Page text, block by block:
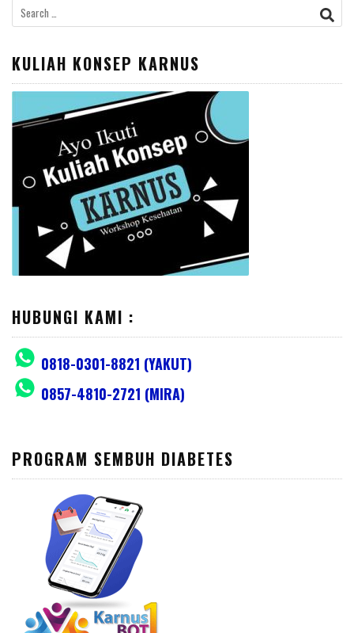
Search
for:
KULIAH KONSEP KARNUS
HUBUNGI KAMI :
0818-0301-8821 (YAKUT)
0857-4810-2721 (MIRA)
PROGRAM SEMBUH DIABETES